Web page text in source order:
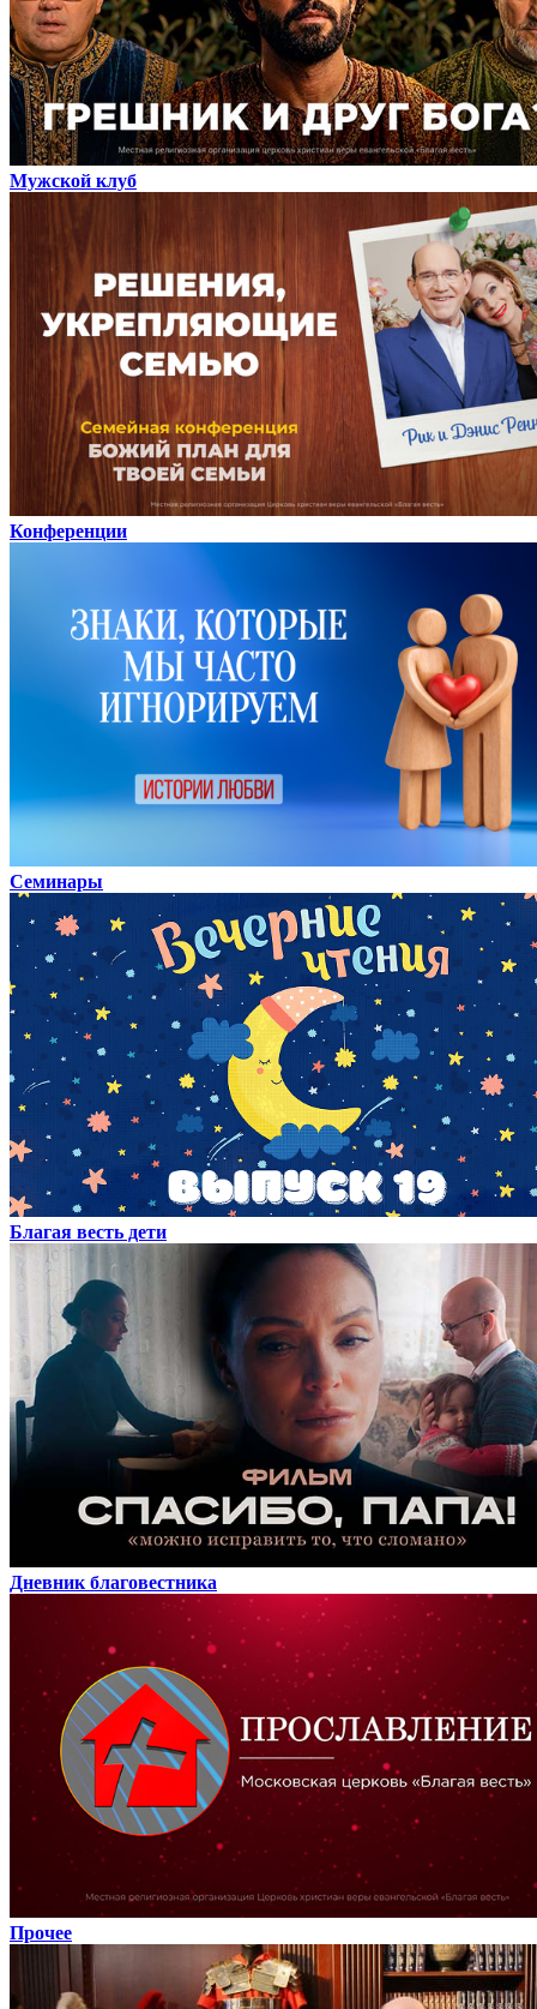
Мужской клуб
Конференции
Семинары
Благая весть дети
Дневник благовестника
Прочее